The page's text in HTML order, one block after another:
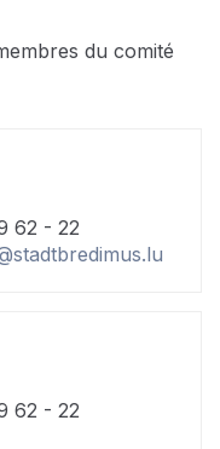
du comité
62 - 22
62 - 22